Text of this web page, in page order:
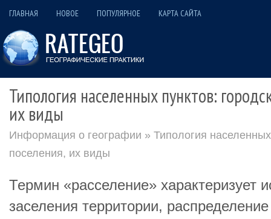
ГЛАВНАЯ НОВОЕ ПОПУЛЯРНОЕ КАРТА САЙТА
Типология населенных пунктов:
их виды
Информация о географии » Типология
поселения, их виды
Термин «расселение» характеризует
заселения территории,